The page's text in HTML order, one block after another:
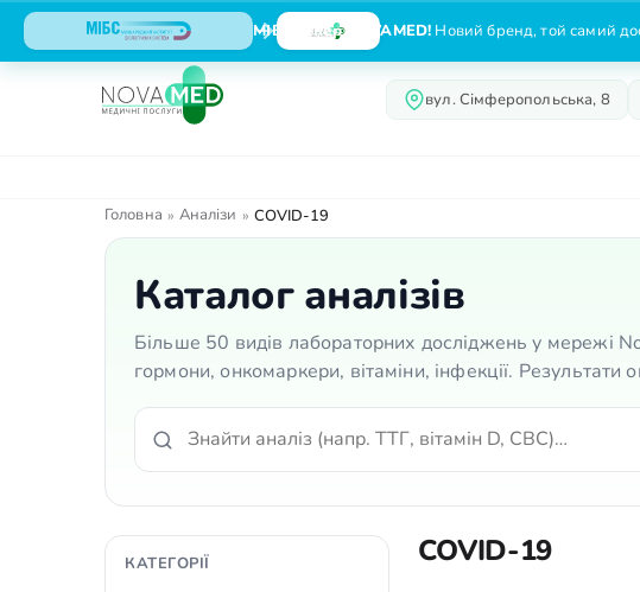
МІБС тепер NOVAMED! Новий бренд, той самий
вул. Сімферопольська, 8
Головна » Аналізи » COVID-19
Каталог аналізів
Більше 50 видів лабораторних досліджень у мережі
гормони, онкомаркери, вітаміни, інфекції.
КАТЕГОРІЇ COVID-19